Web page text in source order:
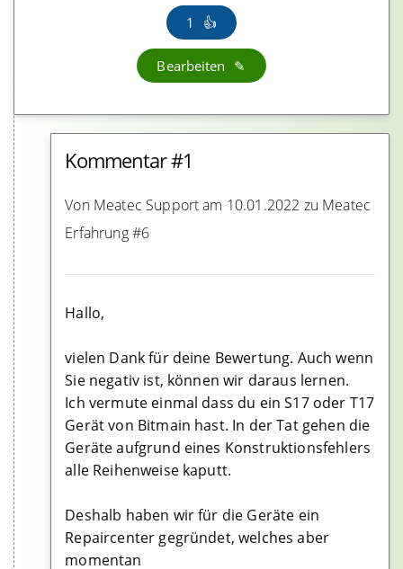
1
Bearbeiten
Kommentar #1
Von Meatec Support am 10.01.2022 zu Meatec
Erfahrung #6
Hallo,
vielen Dank für deine Bewertung. Auch wenn
Sie negativ ist, können wir daraus lernen.
Ich vermute einmal dass du ein S17 oder T17
Gerät von Bitmain hast. In der Tat gehen die
Geräte aufgrund eines Konstruktionsfehlers
alle Reihenweise kaputt.
Deshalb haben wir für die Geräte ein
Repaircenter gegründet, welches aber
momentan